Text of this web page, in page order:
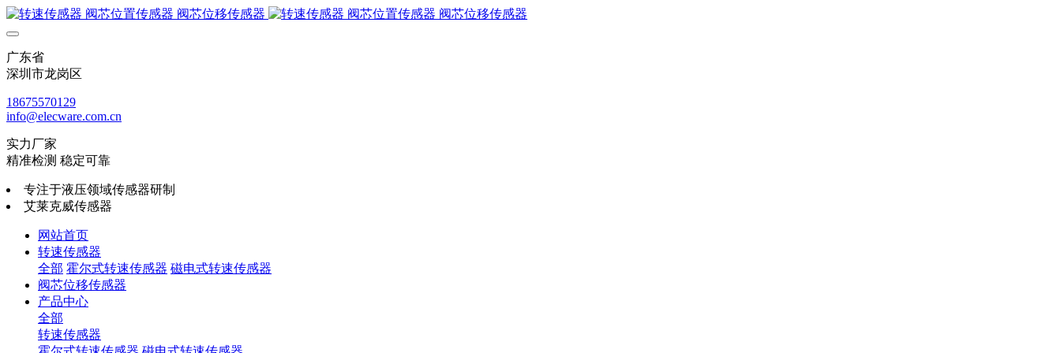
广东省
深圳市龙岗区
18675570129
info@elecware.com.cn
实力厂家
精准检测 稳定可靠
专注于液压领域传感器研制
艾莱克威传感器
网站首页
转速传感器
全部 霍尔式转速传感器 磁电式转速传感器
阀芯位移传感器
产品中心
全部
转速传感器